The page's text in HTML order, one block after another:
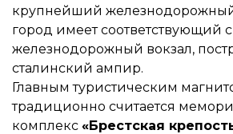
крупнейший железнодорожный
город имеет соответствующий
железнодорожный вокзал,
сталинский ампир.
Главным туристическим
традиционно считается
комплекс «Брестская